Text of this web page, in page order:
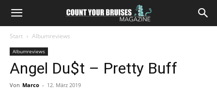
Start Albumreviews
Albumreviews
Angel Du$t – Pretty Buff
Von Marco - 12. März 2019